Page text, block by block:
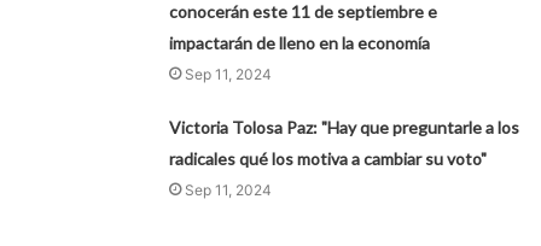
conocerán este 11 de septiembre e
impactarán de lleno en la economía
Sep 11, 2024
Victoria Tolosa Paz: "Hay que preguntarle a los
radicales qué los motiva a cambiar su voto"
Sep 11, 2024